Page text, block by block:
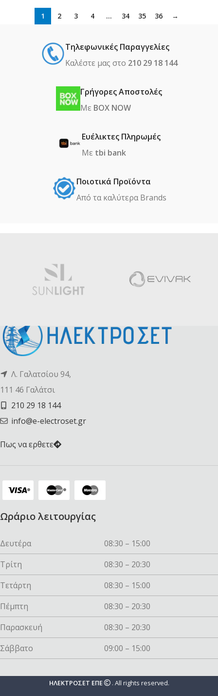
1 2 3 4 … 34 35 36 →
Τηλεφωνικές Παραγγελίες
Καλέστε μας στο 210 29 18 144
Γρήγορες Αποστολές
Με BOX NOW
Ευέλικτες Πληρωμές
Με tbi bank
Ποιοτικά Προϊόντα
Από τα καλύτερα Βrands
Λ. Γαλατσίου 94,
111 46 Γαλάτσι
210 29 18 144
info@e-electroset.gr
Πως να ερθετε
Ωράριο λειτουργίας
Δευτέρα
08:30 – 15:00
Τρίτη
08:30 – 20:30
Τετάρτη
08:30 – 15:00
Πέμπτη
08:30 – 20:30
Παρασκευή
08:30 – 20:30
Σάββατο
09:00 – 15:00
ΗΛΕΚΤΡΟΣΕΤ ΕΠΕ . All rights reserved.